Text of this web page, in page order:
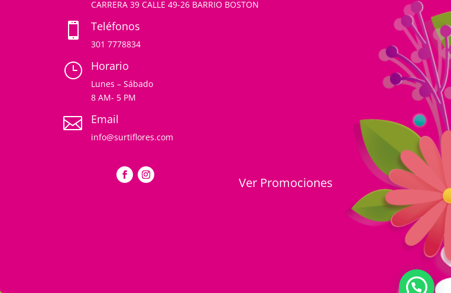
CARRERA 39 CALLE 49-26 BARRIO BOSTON
 Teléfonos
301 7778834
} Horario
Lunes – Sábado
8 AM- 5 PM
 Email
info@surtiflores.com
Ver Promociones